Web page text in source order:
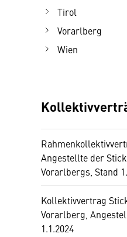
Tirol
Vorarlberg
Wien
Angestellte der
Vorarlbergs, Stand
Kollektivvertrag
Vorarlberg,
1.1.2024